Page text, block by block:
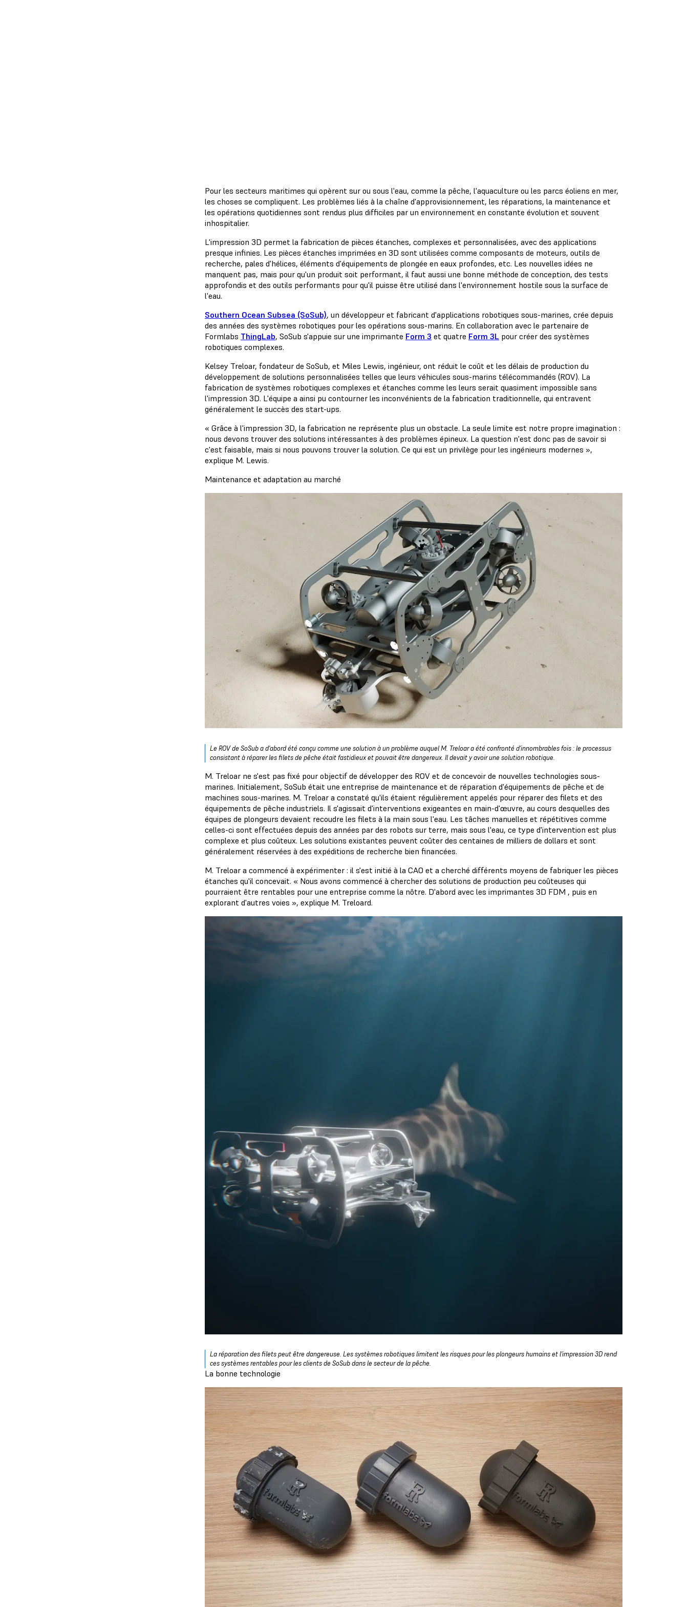
Pour les secteurs maritimes qui opèrent sur ou sous l'eau, comme la pêche, l'aquaculture ou les parcs éoliens en mer,
les choses se compliquent. Les problèmes liés à la chaîne d'approvisionnement, les réparations, la maintenance et
les opérations quotidiennes sont rendus plus difficiles par un environnement en constante évolution et souvent
inhospitalier.
L'impression 3D permet la fabrication de pièces étanches, complexes et personnalisées, avec des applications
presque infinies. Les pièces étanches imprimées en 3D sont utilisées comme composants de moteurs, outils de
recherche, pales d'hélices, éléments d'équipements de plongée en eaux profondes, etc. Les nouvelles idées ne
manquent pas, mais pour qu'un produit soit performant, il faut aussi une bonne méthode de conception, des tests
approfondis et des outils performants pour qu'il puisse être utilisé dans l'environnement hostile sous la surface de
l'eau.
Southern Ocean Subsea (SoSub), un développeur et fabricant d'applications robotiques sous-marines, crée depuis
des années des systèmes robotiques pour les opérations sous-marins. En collaboration avec le partenaire de
Formlabs ThingLab, SoSub s'appuie sur une imprimante Form 3 et quatre Form 3L pour créer des systèmes
robotiques complexes.
Kelsey Treloar, fondateur de SoSub, et Miles Lewis, ingénieur, ont réduit le coût et les délais de production du
développement de solutions personnalisées telles que leurs véhicules sous-marins télécommandés (ROV). La
fabrication de systèmes robotiques complexes et étanches comme les leurs serait quasiment impossible sans
l'impression 3D. L'équipe a ainsi pu contourner les inconvénients de la fabrication traditionnelle, qui entravent
généralement le succès des start-ups.
« Grâce à l'impression 3D, la fabrication ne représente plus un obstacle. La seule limite est notre propre imagination :
nous devons trouver des solutions intéressantes à des problèmes épineux. La question n'est donc pas de savoir si
c'est faisable, mais si nous pouvons trouver la solution. Ce qui est un privilège pour les ingénieurs modernes »,
explique M. Lewis.
Maintenance et adaptation au marché
Le ROV de SoSub a d'abord été conçu comme une solution à un problème auquel M. Treloar a été confronté d'innombrables fois : le processus
consistant à réparer les filets de pêche était fastidieux et pouvait être dangereux. Il devait y avoir une solution robotique.
M. Treloar ne s'est pas fixé pour objectif de développer des ROV et de concevoir de nouvelles technologies sous-
marines. Initialement, SoSub était une entreprise de maintenance et de réparation d'équipements de pêche et de
machines sous-marines. M. Treloar a constaté qu'ils étaient régulièrement appelés pour réparer des filets et des
équipements de pêche industriels. Il s'agissait d'interventions exigeantes en main-d'œuvre, au cours desquelles des
équipes de plongeurs devaient recoudre les filets à la main sous l'eau. Les tâches manuelles et répétitives comme
celles-ci sont effectuées depuis des années par des robots sur terre, mais sous l'eau, ce type d'intervention est plus
complexe et plus coûteux. Les solutions existantes peuvent coûter des centaines de milliers de dollars et sont
généralement réservées à des expéditions de recherche bien financées.
M. Treloar a commencé à expérimenter : il s'est initié à la CAO et a cherché différents moyens de fabriquer les pièces
étanches qu'il concevait. « Nous avons commencé à chercher des solutions de production peu coûteuses qui
pourraient être rentables pour une entreprise comme la nôtre. D'abord avec les imprimantes 3D FDM , puis en
explorant d'autres voies », explique M. Treloard.
La réparation des filets peut être dangereuse. Les systèmes robotiques limitent les risques pour les plongeurs humains et l'impression 3D rend
ces systèmes rentables pour les clients de SoSub dans le secteur de la pêche.
La bonne technologie